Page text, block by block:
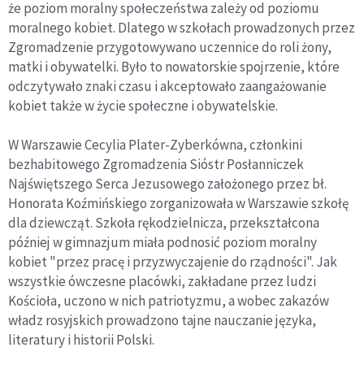
że poziom moralny społeczeństwa zależy od poziomu
moralnego kobiet. Dlatego w szkołach prowadzonych przez
Zgromadzenie przygotowywano uczennice do roli żony,
matki i obywatelki. Było to nowatorskie spojrzenie, które
odczytywało znaki czasu i akceptowało zaangażowanie
kobiet także w życie społeczne i obywatelskie.
W Warszawie Cecylia Plater-Zyberkówna, członkini
bezhabitowego Zgromadzenia Sióstr Posłanniczek
Najświętszego Serca Jezusowego założonego przez bł.
Honorata Koźmińskiego zorganizowała w Warszawie szkołę
dla dziewcząt. Szkoła rękodzielnicza, przekształcona
później w gimnazjum miała podnosić poziom moralny
kobiet "przez pracę i przyzwyczajenie do rządności". Jak
wszystkie ówczesne placówki, zakładane przez ludzi
Kościoła, uczono w nich patriotyzmu, a wobec zakazów
władz rosyjskich prowadzono tajne nauczanie języka,
literatury i historii Polski.